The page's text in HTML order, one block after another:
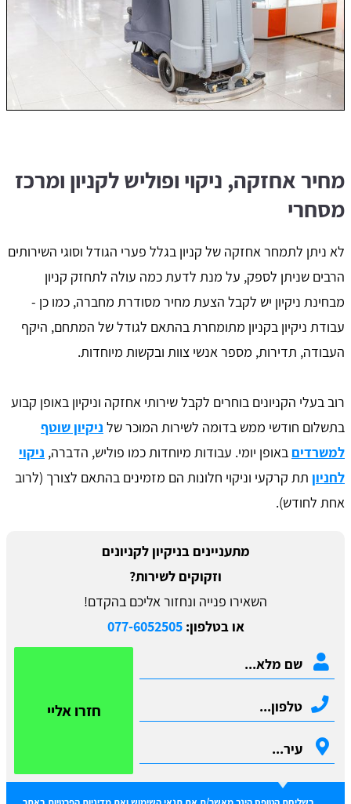
מחיר אחזקה, ניקוי ופוליש לקניון ומרכז
מסחרי
לא ניתן לתמחר אחזקה של קניון בגלל פערי הגודל וסוגי השירותים
הרבים שניתן לספק, על מנת לדעת כמה עולה לתחזק קניון
מבחינת ניקיון יש לקבל הצעת מחיר מסודרת מחברה, כמו כן -
עבודת ניקיון בקניון מתומחרת בהתאם לגודל של המתחם, היקף
העבודה, תדירות, מספר אנשי צוות ובקשות מיוחדות.
רוב בעלי הקניונים בוחרים לקבל שירותי אחזקה וניקיון באופן קבוע
בתשלום חודשי ממש בדומה לשירות המוכר של ניקיון שוטף
למשרדים באופן יומי. עבודות מיוחדות כמו פוליש, הדברה, ניקוי
לחניון תת קרקעי וניקוי חלונות הם מזמינים בהתאם לצורך (לרוב
אחת לחודש).
מתעניינים בניקיון לקניונים
וזקוקים לשירות?
השאירו פנייה ונחזור אליכם בהקדם!
או בטלפון:077-6052505
חזרו אליי